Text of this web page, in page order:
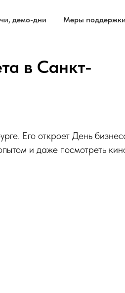
демо-дни Меры поддержки
в Санкт-
Его откроет День
и даже посмотреть